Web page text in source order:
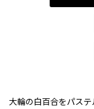
大輪の白百合をパス